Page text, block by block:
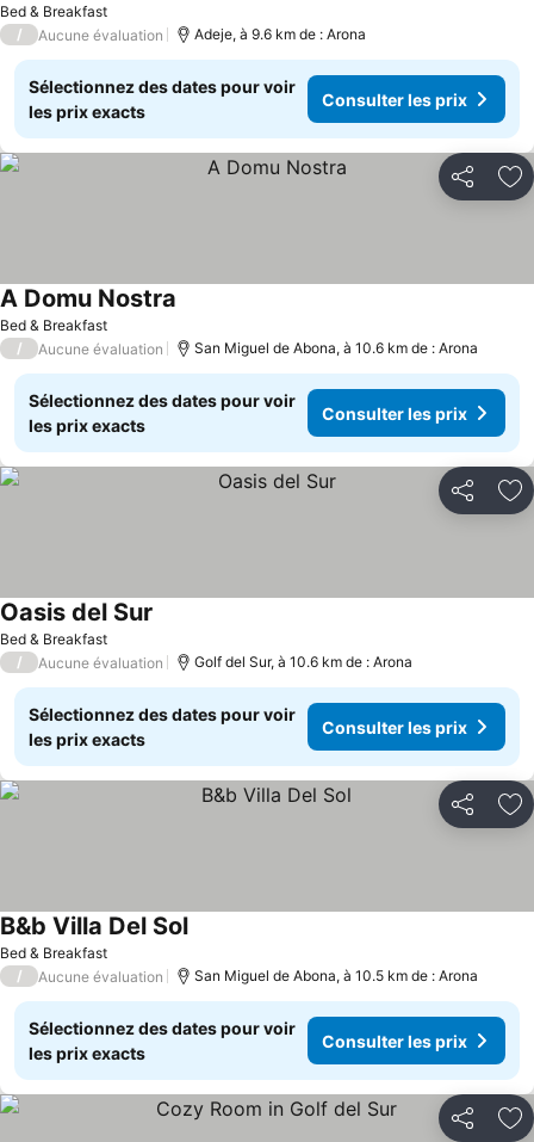
Bed & Breakfast
Consulter les prix
/ Aucune évaluation Adeje, à 9.6 km de : Arona
Sélectionnez des dates pour voir
les prix exacts
Consulter les prix
Partager
Bed & Breakfast
A Domu Nostra
/ Aucune évaluation San Miguel de Abona, à 10.6 km de : Arona
Sélectionnez des dates pour voir
les prix exacts
Consulter les prix
Partager
Bed & Breakfast
Oasis del Sur
/ Aucune évaluation Golf del Sur, à 10.6 km de : Arona
Sélectionnez des dates pour voir
les prix exacts
Consulter les prix
Partager
Bed & Breakfast
B&b Villa Del SolConsulter les prix
/ Aucune évaluation San Miguel de Abona, à 10.5 km de : Arona
Sélectionnez des dates pour voir
les prix exacts
Consulter les prix
Partager